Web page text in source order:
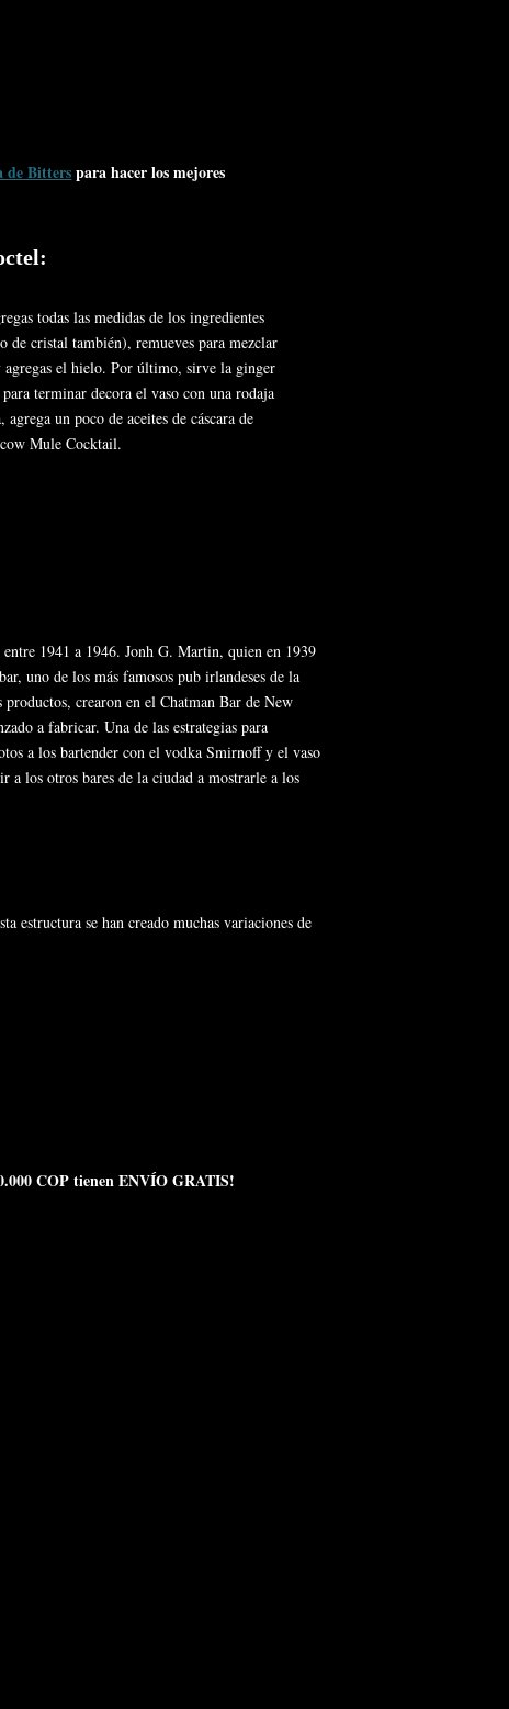
de Bitterspara hacer los mejores
todas las medidas de los ingredientes
de cristal también), remueves para mezclar
agregas el hielo. Por último, sirve la ginger
terminar decora el vaso con una rodaja
un poco de aceites de cáscara de
Mule Cocktail.
1941 a 1946. Jonh G. Martin, quien en 1939
uno de los más famosos pub irlandeses de la
productos, crearon en el Chatman Bar de New
a fabricar. Una de las estrategias para
a los bartender con el vodka Smirnoff y el vaso
a los otros bares de la ciudad a mostrarle a los
estructura se han creado muchas variaciones de
COP tienen ENVÍO GRATIS!